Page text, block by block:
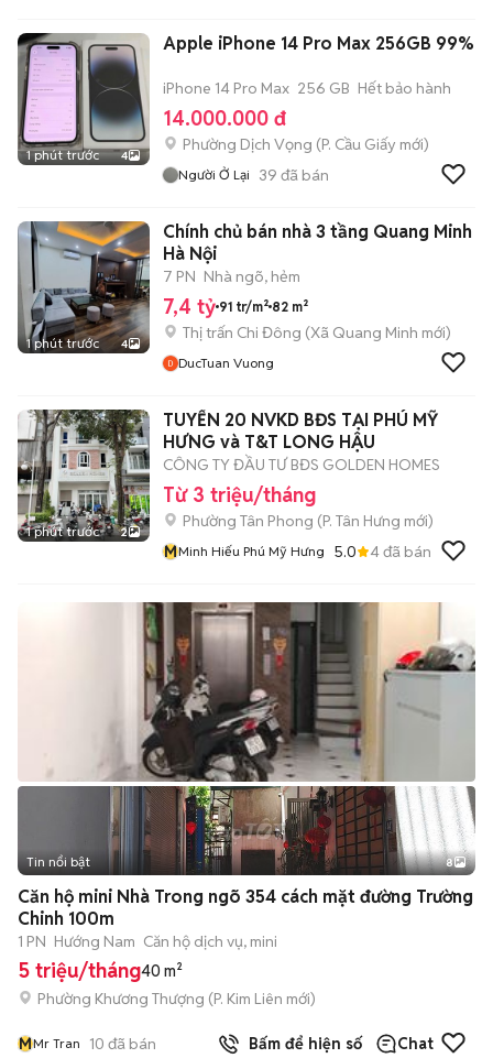
1 phút trước 4
Apple iPhone 14 Pro Max 256GB 99%
iPhone 14 Pro Max 256 GB Hết bảo hành
14.000.000 đ
Phường Dịch Vọng (P. Cầu Giấy mới)
Người Ở Lại 39 đã bán
1 phút trước 4
Chính chủ bán nhà 3 tầng Quang Minh
Hà Nội
7 PN Nhà ngõ, hẻm
7,4 tỷ 91 tr/m² 82 m²
Thị trấn Chi Đông (Xã Quang Minh mới)
DucTuan Vuong
1 phút trước 2
TUYỂN 20 NVKD BĐS TẠI PHÚ MỸ
HƯNG và T&T LONG HẬU
CÔNG TY ĐẦU TƯ BĐS GOLDEN HOMES
Từ 3 triệu/tháng
Phường Tân Phong (P. Tân Hưng mới)
MMinh Hiếu Phú Mỹ Hưng 5.0 4đã bán
+2
Tin nổi bật 8
Căn hộ mini Nhà Trong ngõ 354 cách mặt đường Trường
Chinh 100m
1 PN Hướng Nam Căn hộ dịch vụ, mini
5 triệu/tháng40 m²
Phường Khương Thượng (P. Kim Liên mới)
MMr Tran 10 đã bán Bấm để hiện số Chat